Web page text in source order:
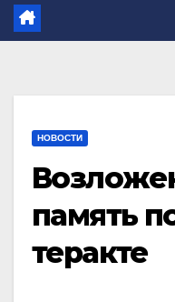
НОВОСТИ
память
теракте